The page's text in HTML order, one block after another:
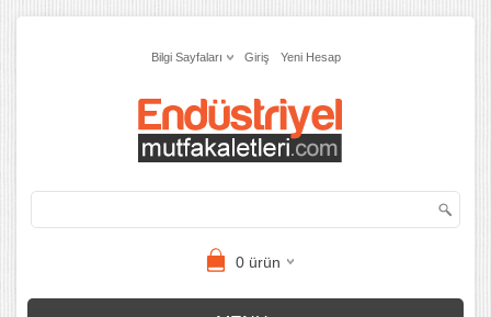
Bilgi Sayfaları Giriş Yeni Hesap
0ürün